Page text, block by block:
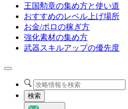
王国勲章の集め方と使い道
おすすめのレベル上げ場所
お金/ポロの稼ぎ方
強化素材の集め方
武器スキルアップの優先度
検索